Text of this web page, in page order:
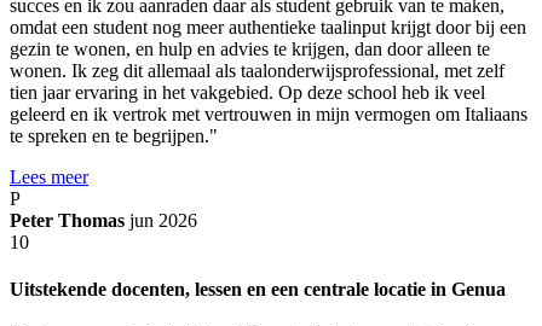
succes en ik zou aanraden daar als student gebruik van te maken,
omdat een student nog meer authentieke taalinput krijgt door bij een
gezin te wonen, en hulp en advies te krijgen, dan door alleen te
wonen. Ik zeg dit allemaal als taalonderwijsprofessional, met zelf
tien jaar ervaring in het vakgebied. Op deze school heb ik veel
geleerd en ik vertrok met vertrouwen in mijn vermogen om Italiaans
te spreken en te begrijpen."
Lees meer
P
Peter Thomas jun 2026
10
Uitstekende docenten, lessen en een centrale locatie in Genua